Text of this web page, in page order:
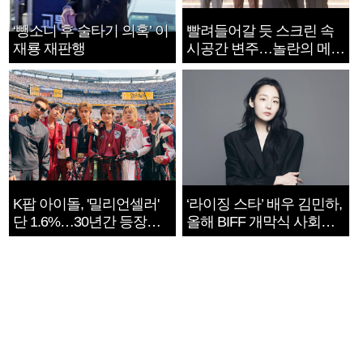
‘뺑소니 후 술타기 의혹’ 이
재룡 재판행
빨려들어갈 듯 스크린 속
시공간 변주…놀란의 메시
지는 ‘전쟁 속죄’
K팝 아이돌, '밀리언셀러'
단 1.6%…30년간 등장
1182개팀 전수조사
‘라이징 스타’ 배우 김민하,
올해 BIFF 개막식 사회자
확정